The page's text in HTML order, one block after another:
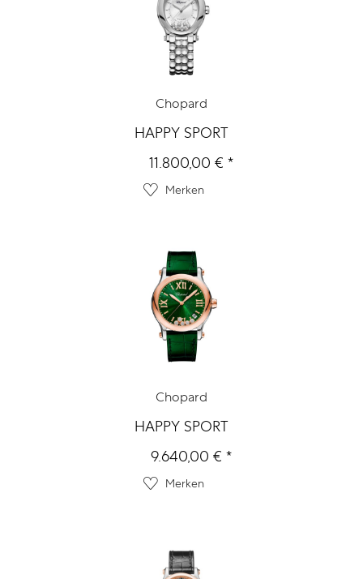
Chopard
HAPPY SPORT
11.800,00 € *
Merken
Chopard
HAPPY SPORT
9.640,00 € *
Merken